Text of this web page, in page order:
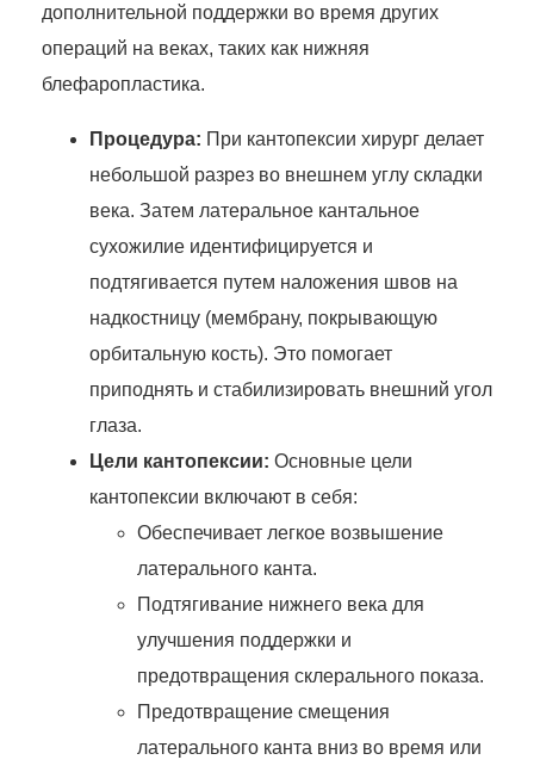
дополнительной поддержки во время других
операций на веках, таких как нижняя
блефаропластика.
Процедура: При кантопексии хирург делает
небольшой разрез во внешнем углу складки
века. Затем латеральное кантальное
сухожилие идентифицируется и
подтягивается путем наложения швов на
надкостницу (мембрану, покрывающую
орбитальную кость). Это помогает
приподнять и стабилизировать внешний угол
глаза.
Цели кантопексии: Основные цели
кантопексии включают в себя:
Обеспечивает легкое возвышение
латерального канта.
Подтягивание нижнего века для
улучшения поддержки и
предотвращения склерального показа.
Предотвращение смещения
латерального канта вниз во время или